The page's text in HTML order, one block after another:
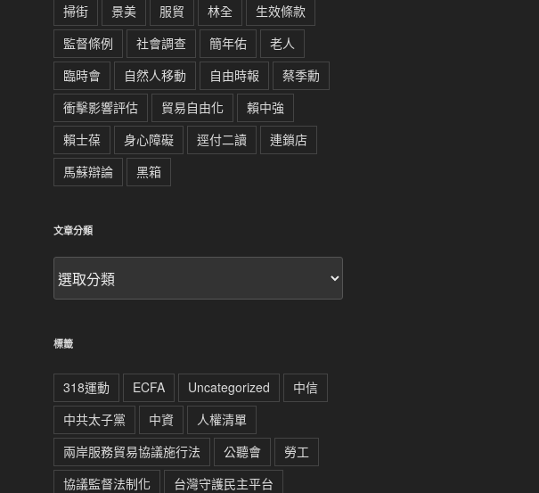
掃街
景美 服貿 林全
生效條款
監督條例
社會調查 簡年佑
老人
臨時會
自然人移動 自由時報
蔡季勳
衝擊影響評估
貿易自由化
賴中強
賴士葆
身心障礙 逕付二讀
連鎖店
馬蘇辯論
黑箱
文章分類
章
分
標籤
318運動 ECFA Uncategorized
中信
中共太子黨
中資
人權清單
兩岸服務貿易協議施行法
公聽會
勞工
協議監督法制化
台灣守護民主平台